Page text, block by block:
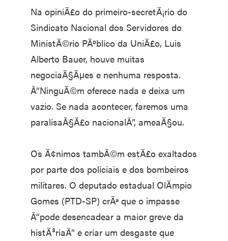
Na opiniÃ£o do primeiro-secretÃ¡rio do
Sindicato Nacional dos Servidores do
MinistÃ©rio PÃºblico da UniÃ£o, Luis
Alberto Bauer, houve muitas
negociaÃ§Ãµes e nenhuma resposta.
Â“NinguÃ©m oferece nada e deixa um
vazio. Se nada acontecer, faremos uma
paralisaÃ§Ã£o nacionalÂ”, ameaÃ§ou.
Os Ã¢nimos tambÃ©m estÃ£o exaltados
por parte dos policiais e dos bombeiros
militares. O deputado estadual OlÃ­mpio
Gomes (PTD-SP) crÃª que o impasse
Â“pode desencadear a maior greve da
histÃ³riaÂ” e criar um desgaste que